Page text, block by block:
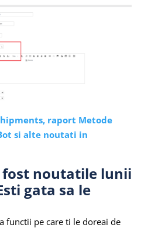
raport Metode
si alte noutati in
fost noutatile lunii
gata sa le
functii pe care ti le doreai de